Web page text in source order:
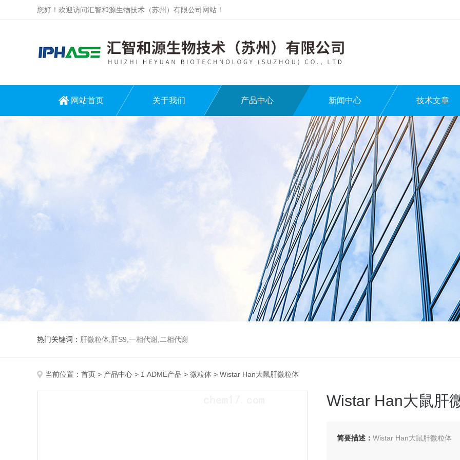
您好！欢迎访问汇智和源生物技术（苏州）有限公司网站！
网站首页 关于我们 产品中心 新闻中心 技术文章
热门关键词： 肝微粒体,肝S9,一相代谢,二相代谢
当前位置： 首页 > 产品中心 > 1 ADME产品 > 微粒体 > Wistar Han大鼠肝微粒体
Wistar Han大鼠肝
简要描述： Wistar Han大鼠肝微粒体